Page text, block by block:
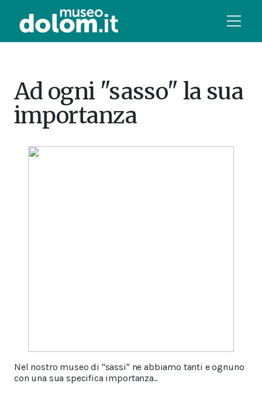
Ad ogni "sasso" la sua
importanza
Nel nostro museo di "sassi" ne abbiamo tanti e ognuno
con una sua specifica importanza..